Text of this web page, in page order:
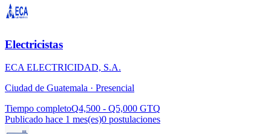
Electricistas
ECA ELECTRICIDAD, S.A.
Ciudad de Guatemala · Presencial
Tiempo completoQ4,500 - Q5,000 GTQ
Publicado hace 1 mes(es)0 postulaciones